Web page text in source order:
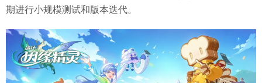
期进行小规模测试和版本迭代。